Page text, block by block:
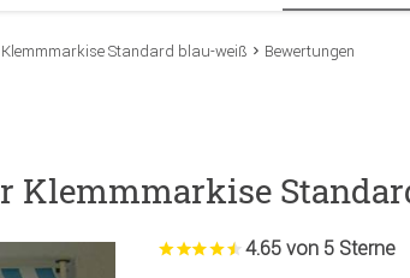
Klemmmarkise Standard blau-weiß Bewertungen
Klemmmarkise
4.65 von 5 Sterne